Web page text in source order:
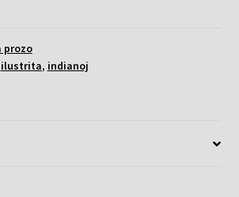
prozo
ilustrita, indianoj